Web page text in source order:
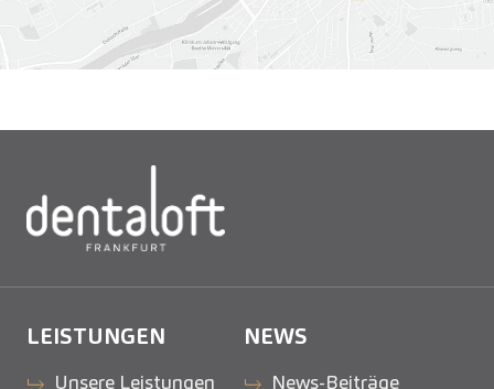
LEISTUNGEN
Unsere Leistungen
NEWS
News-Beiträge